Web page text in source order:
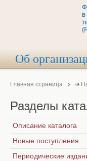
Об
Главная страница ⇒
Разделы
Описание каталога
Новые поступления
Периодические